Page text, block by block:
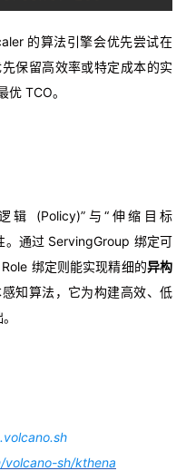
的算法引擎会优先尝试在
保留高效率或特定成本的实
TCO。
辑 (Policy)”与“伸缩目标
。通过 ServingGroup 绑定可
绑定则能实现精细的异构
知算法，它为构建高效、低
sh/kthena